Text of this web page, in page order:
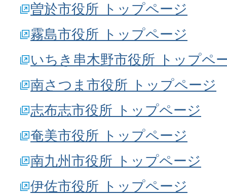
曽於市役所 トップページ
霧島市役所 トップページ
いちき串木野市役所 トップペ
南さつま市役所 トップページ
志布志市役所 トップページ
奄美市役所 トップページ
南九州市役所 トップページ
伊佐市役所 トップページ